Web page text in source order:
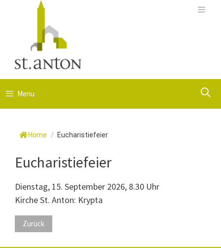
Menu
Home / Eucharistiefeier
Eucharistiefeier
Dienstag, 15. September 2026, 8.30 Uhr
Kirche St. Anton: Krypta
Zurück